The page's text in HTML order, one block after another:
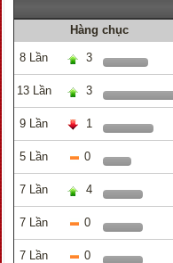
Hàng chục
8 Lần 3
13 Lần 3
9 Lần 1
5 Lần 0
7 Lần 4
7 Lần 0
7 Lần 0